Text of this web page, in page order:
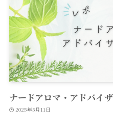
ナードアロマ・アドバイ
2025年5月11日